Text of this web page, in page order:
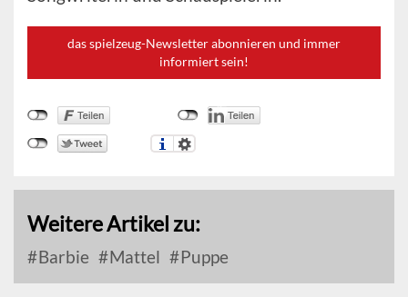
das spielzeug-Newsletter abonnieren und immer
informiert sein!
Weitere Artikel zu:
Barbie Mattel Puppe